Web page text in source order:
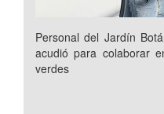
Personal del Jardín
acudió para colaborar
verdes